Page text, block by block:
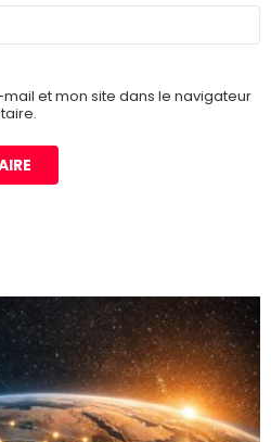
et mon site dans le navigateur